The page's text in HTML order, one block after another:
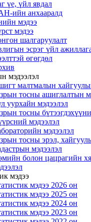
үе, үйл явдал
ийн анхааралд
мэдээ
мэдээ
шалгаруулалт
эсрэг үйл
өгөгдөл
мэдээлэл
малтмалын
тосны ашиглалтын
уурхайн мэдээлэл
тосны
мэдээлэл
мэдээлэл
тосны эрэл,
мэдээлэл
болон цацрагийн
мэдээ
мэдээ 2026 он
мэдээ 2025 он
мэдээ 2024 он
мэдээ 2023 он